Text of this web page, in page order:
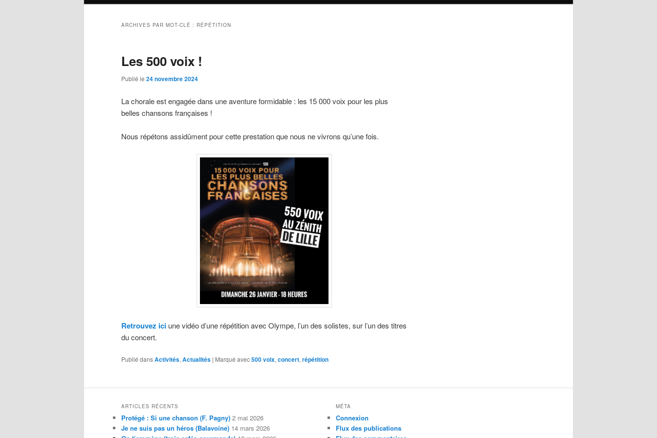
ARCHIVES PAR MOT-CLÉ : RÉPÉTITION
Les 500 voix !
Publié le 24 novembre 2024
La chorale est engagée dans une aventure formidable : les 15 000 voix pour les plus
belles chansons françaises !
Nous répétons assidûment pour cette prestation que nous ne vivrons qu’une fois.
Retrouvez ici une vidéo d’une répétition avec Olympe, l’un des solistes, sur l’un des titres
du concert.
Publié dansActivités, Actualités | Marqué avec500 voix, concert, répétition
ARTICLES RÉCENTS
Protégé : Si une chanson (F. Pagny) 2 mai 2026
Je ne suis pas un héros (Balavoine) 14 mars 2026
MÉTA
Connexion
Flux des publications